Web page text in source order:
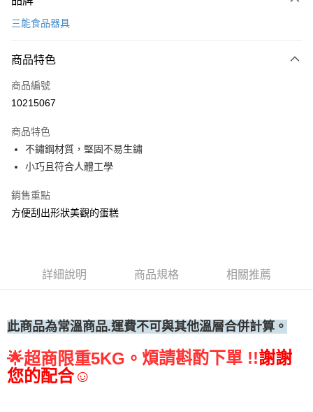
信用卡一次付款
運送方式
• 付款後全家取貨
• 付款後7-11取貨
每筆NT$60，滿NT$699(含以上)免運費
每筆NT$250
三能食品器具
商品特色
商品編號
10215067
商品特色
不鏽鋼材質，堅固不易生鏽
小巧且符合人體工學
銷售重點
方便刮出形狀美觀的蛋糕
詳細說明 商品規格 相關推薦
此商品為常溫商品.運費不可與其他溫層合併計算。
🌟超商限重5KG。 煩請斟酌下單 !!謝謝
您的配合☺